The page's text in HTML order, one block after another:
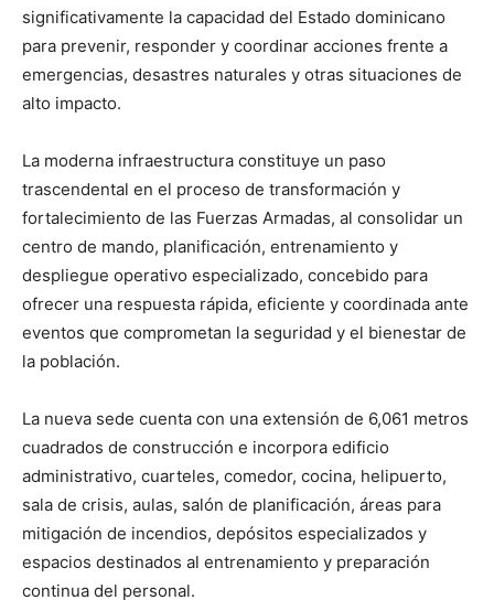
significativamente la capacidad del Estado dominicano
para prevenir, responder y coordinar acciones frente a
emergencias, desastres naturales y otras situaciones de
alto impacto.
La moderna infraestructura constituye un paso
trascendental en el proceso de transformación y
fortalecimiento de las Fuerzas Armadas, al consolidar un
centro de mando, planificación, entrenamiento y
despliegue operativo especializado, concebido para
ofrecer una respuesta rápida, eficiente y coordinada ante
eventos que comprometan la seguridad y el bienestar de
la población.
La nueva sede cuenta con una extensión de 6,061 metros
cuadrados de construcción e incorpora edificio
administrativo, cuarteles, comedor, cocina, helipuerto,
sala de crisis, aulas, salón de planificación, áreas para
mitigación de incendios, depósitos especializados y
espacios destinados al entrenamiento y preparación
continua del personal.